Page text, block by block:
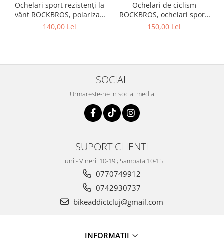
Ochelari sport rezistenți la
vânt ROCKBROS, polarizați
pentru ciclism, ochelari de
140,00 Lei
Ochelari de ciclism
ROCKBROS, ochelari sport,
ramă fotocromatică TR
150,00 Lei
SOCIAL
Urmareste-ne in social media
SUPORT CLIENTI
Luni - Vineri: 10-19 ; Sambata 10-15
0770749912
0742930737
bikeaddictcluj@gmail.com
INFORMATII